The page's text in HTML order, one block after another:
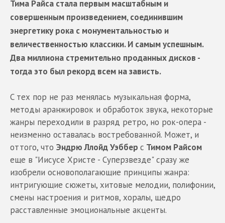
Тима Райса стала первым масштабным и
совершенным произведением, соединившим
энергетику рока с монументальностью и
величественностью классики. И самым успешным.
Два миллиона стремительно проданных дисков -
тогда это был рекорд всем на зависть.
C тех пор не раз менялась музыкальная форма,
методы аранжировок и обработок звука, некоторые
жанры переходили в разряд ретро, но рок-опера -
неизменно оставалась востребованной. Может, и
оттого, что Эндрю Ллойд Уэббер с Тимом Райсом
еще в "Иисусе Христе - Суперзвезде" сразу же
изобрели основополагающие принципы жанра:
интригующие сюжеты, хитовые мелодии, полифонии,
смены настроения и ритмов, хоралы, щедро
расставленные эмоциональные акценты.